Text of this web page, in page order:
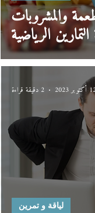
والمشروبات
الرياضية
لياقة و تمرين
2023 2 دقيقة قراءة